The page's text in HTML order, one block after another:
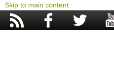
Skip to main content